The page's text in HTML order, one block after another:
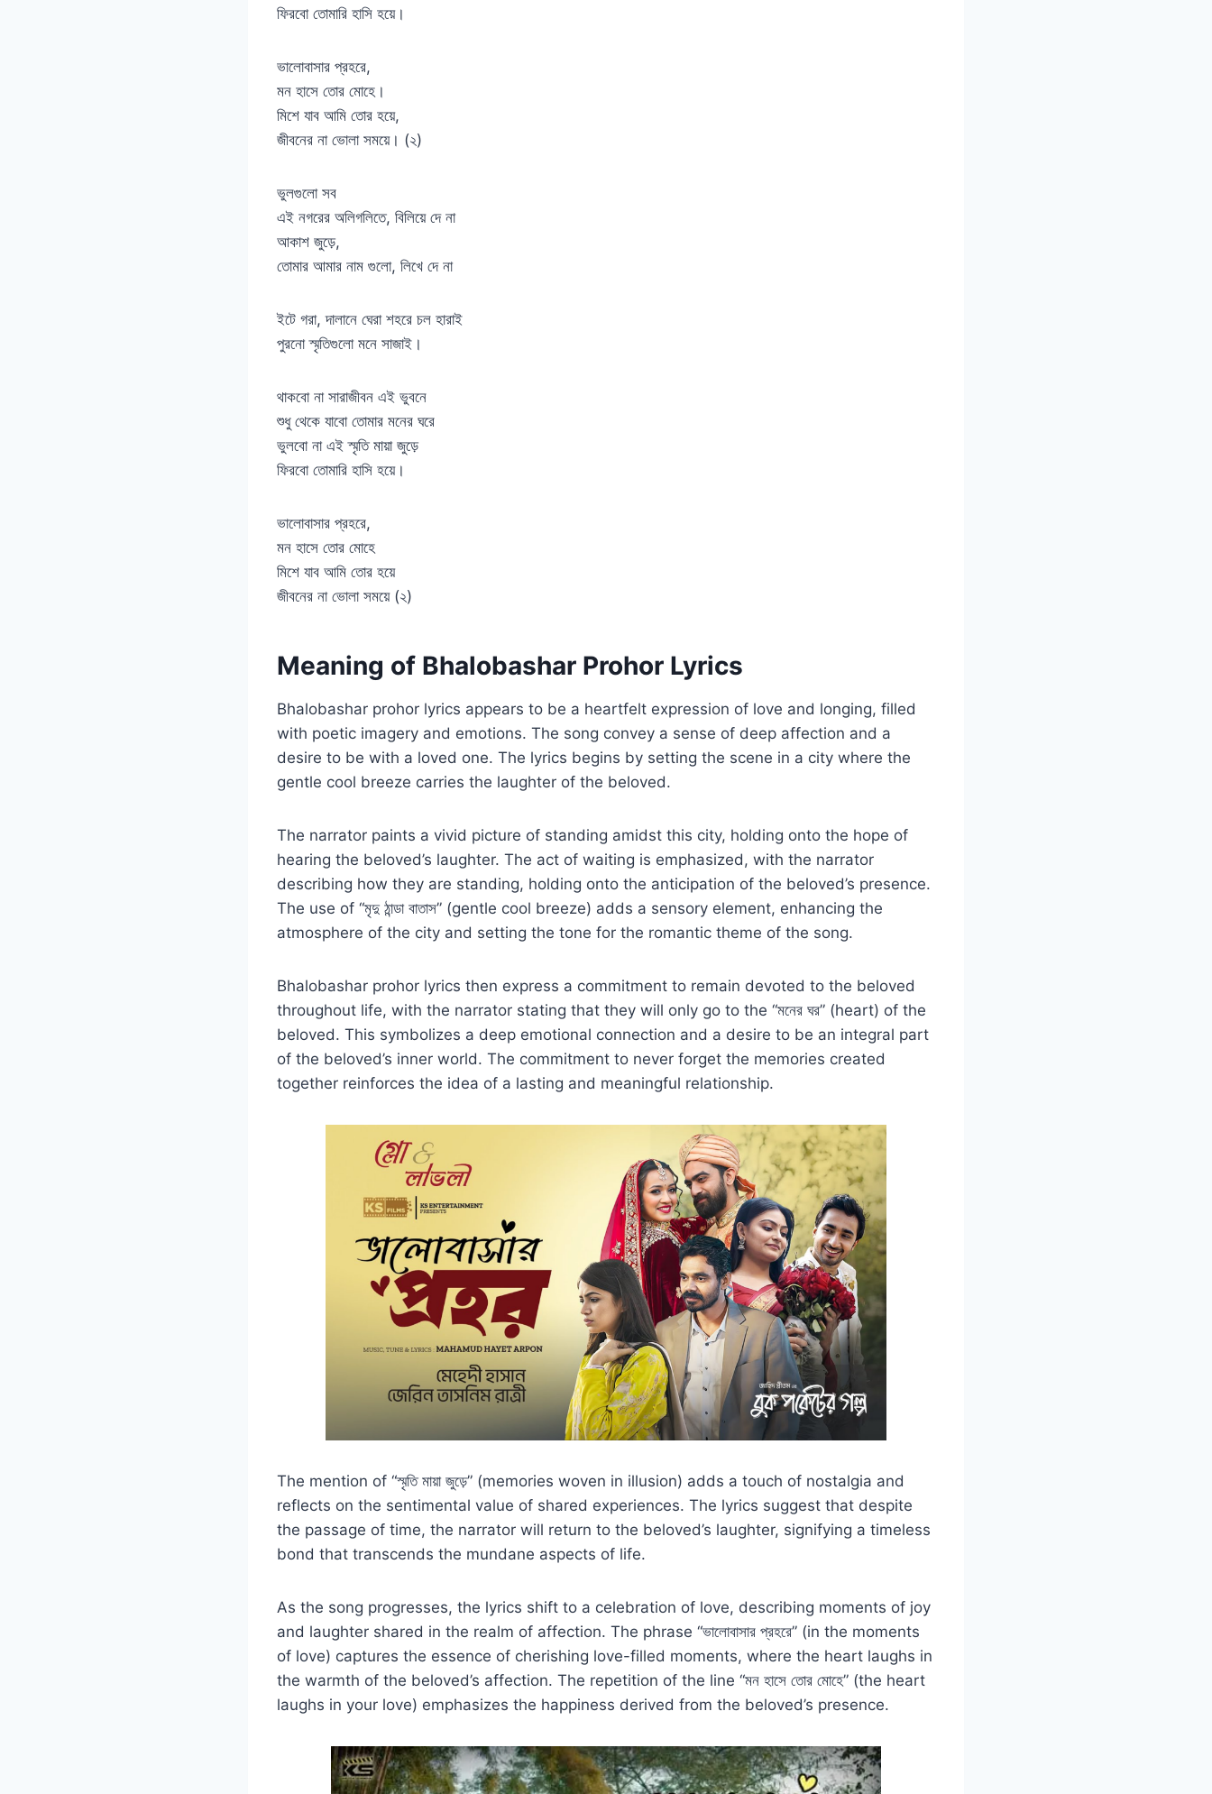
ফিরবো তোমারি হাসি হয়ে।
ভালোবাসার প্রহরে,
মন হাসে তোর মোহে।
মিশে যাব আমি তোর হয়ে,
জীবনের না ভোলা সময়ে। (২)
ভুলগুলো সব
এই নগরের অলিগলিতে, বিলিয়ে দে না
আকাশ জুড়ে,
তোমার আমার নাম গুলো, লিখে দে না
ইটে গরা, দালানে ঘেরা শহরে চল হারাই
পুরনো স্মৃতিগুলো মনে সাজাই।
থাকবো না সারাজীবন এই ভুবনে
শুধু থেকে যাবো তোমার মনের ঘরে
ভুলবো না এই স্মৃতি মায়া জুড়ে
ফিরবো তোমারি হাসি হয়ে।
ভালোবাসার প্রহরে,
মন হাসে তোর মোহে
মিশে যাব আমি তোর হয়ে
জীবনের না ভোলা সময়ে (২)
Meaning of Bhalobashar Prohor Lyrics
Bhalobashar prohor lyrics appears to be a heartfelt expression of love and longing, filled
with poetic imagery and emotions. The song convey a sense of deep affection and a
desire to be with a loved one. The lyrics begins by setting the scene in a city where the
gentle cool breeze carries the laughter of the beloved.
The narrator paints a vivid picture of standing amidst this city, holding onto the hope of
hearing the beloved’s laughter. The act of waiting is emphasized, with the narrator
describing how they are standing, holding onto the anticipation of the beloved’s presence.
The use of “মৃদু ঠান্ডা বাতাস” (gentle cool breeze) adds a sensory element, enhancing the
atmosphere of the city and setting the tone for the romantic theme of the song.
Bhalobashar prohor lyrics then express a commitment to remain devoted to the beloved
throughout life, with the narrator stating that they will only go to the “মনের ঘর” (heart) of the
beloved. This symbolizes a deep emotional connection and a desire to be an integral part
of the beloved’s inner world. The commitment to never forget the memories created
together reinforces the idea of a lasting and meaningful relationship.
The mention of “স্মৃতি মায়া জুড়ে” (memories woven in illusion) adds a touch of nostalgia and
reflects on the sentimental value of shared experiences. The lyrics suggest that despite
the passage of time, the narrator will return to the beloved’s laughter, signifying a timeless
bond that transcends the mundane aspects of life.
As the song progresses, the lyrics shift to a celebration of love, describing moments of joy
and laughter shared in the realm of affection. The phrase “ভালোবাসার প্রহরে” (in the moments
of love) captures the essence of cherishing love-filled moments, where the heart laughs in
the warmth of the beloved’s affection. The repetition of the line “মন হাসে তোর মোহে” (the heart
laughs in your love) emphasizes the happiness derived from the beloved’s presence.